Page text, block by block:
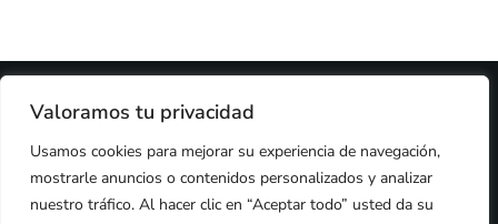
Valoramos tu privacidad
Usamos cookies para mejorar su experiencia de navegación,
mostrarle anuncios o contenidos personalizados y analizar
nuestro tráfico. Al hacer clic en “Aceptar todo” usted da su
2024 © PROPIEDAD DE DEZASETE MEDIA SL
COOKIES
AVISO LEGAL
PUBLICIDAD
CONTACTO